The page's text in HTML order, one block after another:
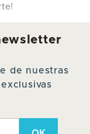
de nuestras